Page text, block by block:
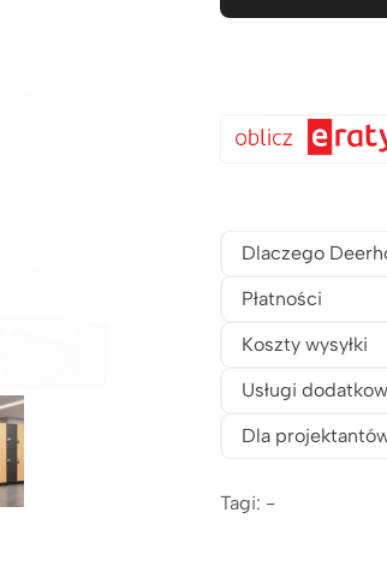
Dlaczego
Płatności
Koszty wysyłki
Usługi
Dla
Tagi: -